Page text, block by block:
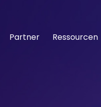
Partner Ressourcen